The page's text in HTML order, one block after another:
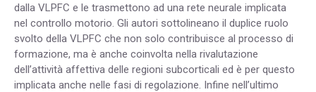
dalla VLPFC e le trasmettono ad una rete neurale implicata
nel controllo motorio. Gli autori sottolineano il duplice ruolo
svolto della VLPFC che non solo contribuisce al processo di
formazione, ma è anche coinvolta nella rivalutazione
dell’attività affettiva delle regioni subcorticali ed è per questo
implicata anche nelle fasi di regolazione. Infine nell’ultimo